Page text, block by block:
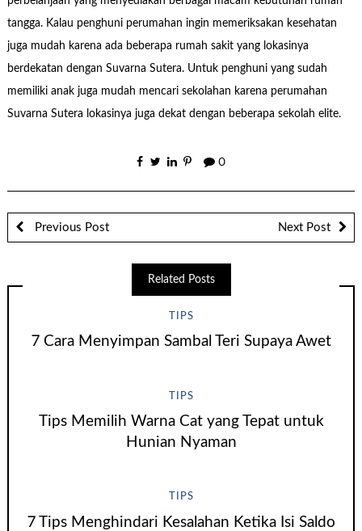
tangga. Kalau penghuni perumahan ingin memeriksakan kesehatan
juga mudah karena ada beberapa rumah sakit yang lokasinya
berdekatan dengan Suvarna Sutera. Untuk penghuni yang sudah
memiliki anak juga mudah mencari sekolahan karena perumahan
Suvarna Sutera lokasinya juga dekat dengan beberapa sekolah elite.
0
Previous Post Next Post
Related Posts
TIPS
7 Cara Menyimpan Sambal Teri Supaya Awet
TIPS
Tips Memilih Warna Cat yang Tepat untuk
Hunian Nyaman
TIPS
7 Tips Menghindari Kesalahan Ketika Isi Saldo